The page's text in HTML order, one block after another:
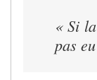
« Si
pas